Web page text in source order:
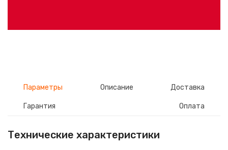
Параметры Описание Доставка
Гарантия Оплата
Технические характеристики